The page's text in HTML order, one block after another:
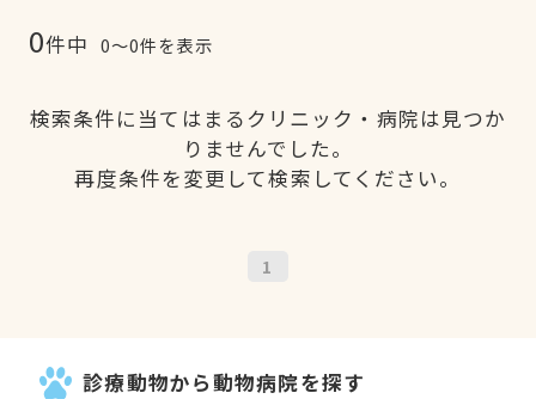
0件中 0〜0件を表示
検索条件に当てはまるクリニック・病院は見つか
りませんでした。
再度条件を変更して検索してください。
1
診療動物から動物病院を探す